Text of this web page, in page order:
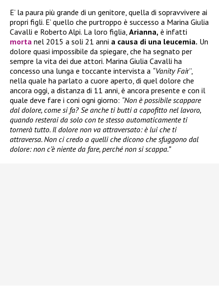
E’ la paura più grande di un genitore, quella di sopravvivere ai
propri figli. E’ quello che purtroppo è successo a Marina Giulia
Cavalli e Roberto Alpi. La loro figlia, Arianna, è infatti
morta nel 2015 a soli 21 anni a causa di una leucemia. Un
dolore quasi impossibile da spiegare, che ha segnato per
sempre la vita dei due attori. Marina Giulia Cavalli ha
concesso una lunga e toccante intervista a “Vanity Fair”,
nella quale ha parlato a cuore aperto, di quel dolore che
ancora oggi, a distanza di 11 anni, è ancora presente e con il
quale deve fare i coni ogni giorno: “Non è possibile scappare
dal dolore, come si fa? Se anche ti butti a capofitto nel lavoro,
quando resterai da solo con te stesso automaticamente ti
tornerà tutto. Il dolore non va attraversato: è lui che ti
attraversa. Non ci credo a quelli che dicono che sfuggono dal
dolore: non c’è niente da fare, perché non si scappa.”